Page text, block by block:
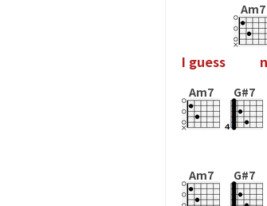
I guess
Am7
n
Am7 G#7
Am7 G#7